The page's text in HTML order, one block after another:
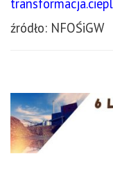
źródło: NFOŚiGW